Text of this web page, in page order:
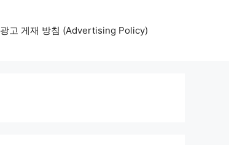
광고 게재 방침 (Advertising Policy)